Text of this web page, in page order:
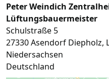
Peter Weindich
Lüftungsbauermeister
Schulstraße 5
27330Asendorf Diepholz,
Niedersachsen
Deutschland